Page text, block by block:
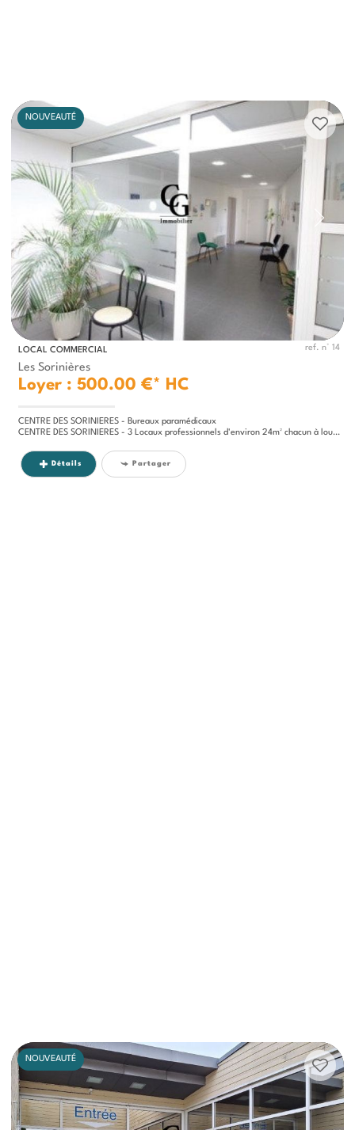
NOUVEAUTÉ
LOCAL COMMERCIAL ref. n° 14
Les Sorinières
Loyer : 500.00 €* HC
CENTRE DES SORINIERES - Bureaux paramédicaux
CENTRE DES SORINIERES - 3 Locaux professionnels d'environ 24m² chacun à louer dans un centre paramédical de plain-pied -...
Détails Partager
NOUVEAUTÉ